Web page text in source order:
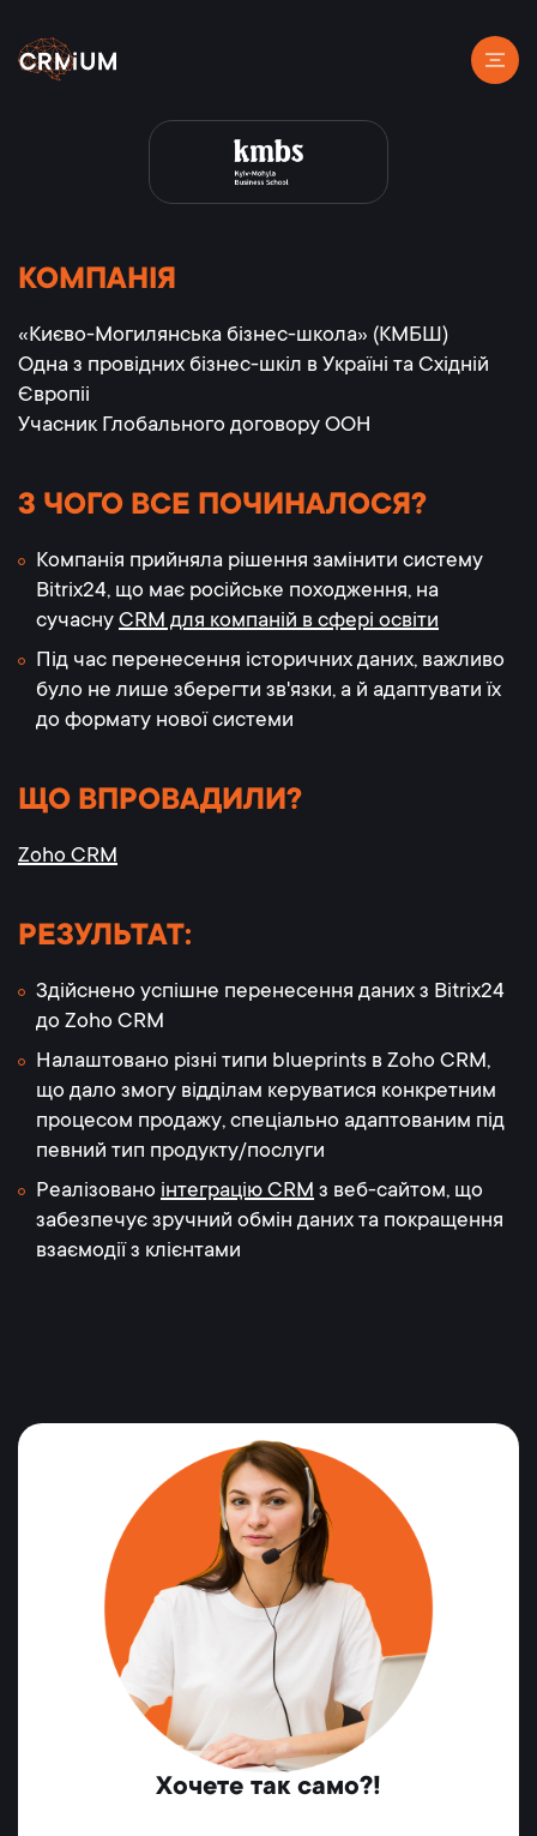
КОМПАНІЯ
«Києво-Могилянська бізнес-школа» (КМБШ)
Одна з провідних бізнес-шкіл в Україні та Східній
Європіі
Учасник Глобального договору ООН
З ЧОГО ВСЕ ПОЧИНАЛОСЯ?
Компанія прийняла рішення замінити систему
Bitrix24, що має російське походження, на
сучасну CRM для компаній в сфері освіти
Під час перенесення історичних даних, важливо
було не лише зберегти зв'язки, а й адаптувати їх
до формату нової системи
ЩО ВПРОВАДИЛИ?
Zoho CRM
РЕЗУЛЬТАТ:
Здійснено успішне перенесення даних з Bitrix24
до Zoho CRM
Налаштовано різні типи blueprints в Zoho CRM,
що дало змогу відділам керуватися конкретним
процесом продажу, спеціально адаптованим під
певний тип продукту/послуги
Реалізовано інтеграцію CRM з веб-сайтом, що
забезпечує зручний обмін даних та покращення
взаємодії з клієнтами
Хочете так само?!